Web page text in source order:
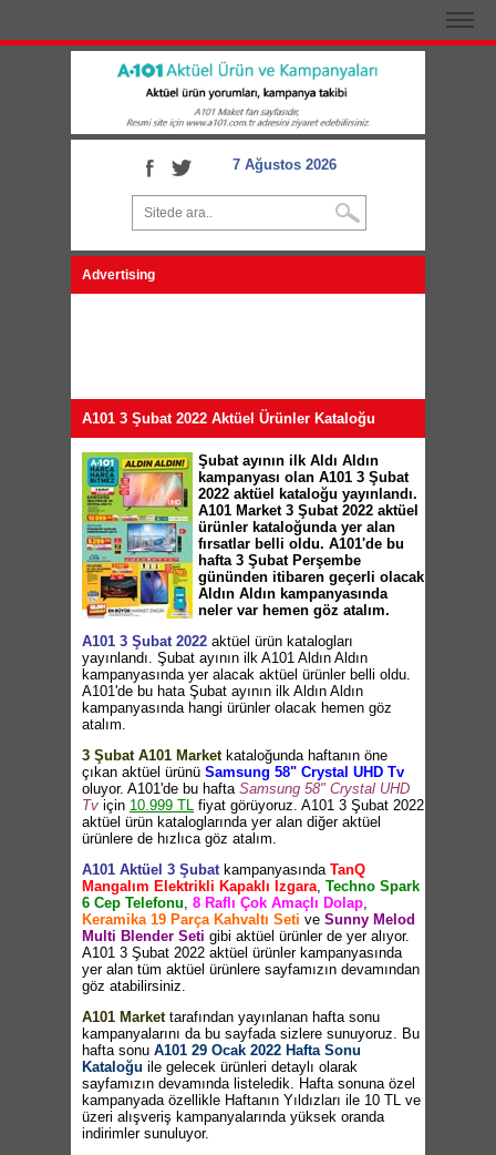
7 Ağustos 2026
Advertising
A101 3 Şubat 2022 Aktüel Ürünler Kataloğu
Şubat ayının ilk Aldı Aldın
kampanyası olan A101 3 Şubat
2022 aktüel kataloğu yayınlandı.
A101 Market 3 Şubat 2022 aktüel
ürünler kataloğunda yer alan
fırsatlar belli oldu. A101'de bu
hafta 3 Şubat Perşembe
gününden itibaren geçerli olacak
Aldın Aldın kampanyasında
neler var hemen göz atalım.
A101 3 Şubat 2022 aktüel ürün katalogları
yayınlandı. Şubat ayının ilk A101 Aldın Aldın
kampanyasında yer alacak aktüel ürünler belli oldu.
A101'de bu hata Şubat ayının ilk Aldın Aldın
kampanyasında hangi ürünler olacak hemen göz
atalım.
3 Şubat A101 Marketkataloğunda haftanın öne
çıkan aktüel ürünü Samsung 58" Crystal UHD Tv
oluyor. A101'de bu hafta Samsung 58" Crystal UHD
Tv için 10.999 TL fiyat görüyoruz. A101 3 Şubat 2022
aktüel ürün kataloglarında yer alan diğer aktüel
ürünlere de hızlıca göz atalım.
A101 Aktüel 3 Şubatkampanyasında TanQ
Mangalım Elektrikli Kapaklı Izgara, Techno Spark
6 Cep Telefonu, 8 Raflı Çok Amaçlı Dolap,
Keramika 19 Parça Kahvaltı Seti ve Sunny Melod
Multi Blender Seti gibi aktüel ürünler de yer alıyor.
A101 3 Şubat 2022 aktüel ürünler kampanyasında
yer alan tüm aktüel ürünlere sayfamızın devamından
göz atabilirsiniz.
A101 Markettarafından yayınlanan hafta sonu
kampanyalarını da bu sayfada sizlere sunuyoruz. Bu
hafta sonu A101 29 Ocak 2022 Hafta Sonu
Kataloğu ile gelecek ürünleri detaylı olarak
sayfamızın devamında listeledik. Hafta sonuna özel
kampanyada özellikle Haftanın Yıldızları ile 10 TL ve
üzeri alışveriş kampanyalarında yüksek oranda
indirimler sunuluyor.